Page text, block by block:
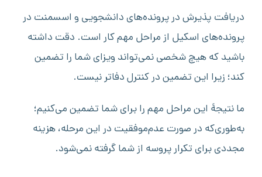
دریافت پذیرش در پرونده‌های دانشجویی و اسسمنت در
پرونده‌های اسکیل از مراحل مهم کار است. دقت داشته
باشید که هیچ شخصی نمی‌تواند ویزای شما را تضمین
کند؛ زیرا این تضمین در کنترل دفاتر نیست.
ما نتیجۀ این مراحل مهم را برای شما تضمین می‌کنیم؛
به‌طوری‌که در صورت عدم‌موفقیت در این مرحله، هزینه
مجددی برای تکرار پروسه از شما گرفته نمی‌شود.